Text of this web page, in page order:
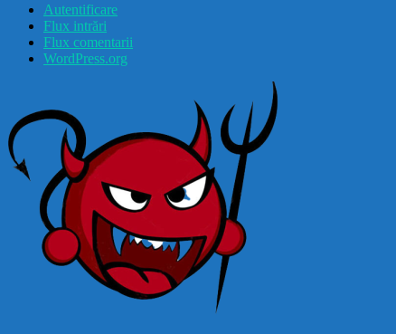
Autentificare
Flux intrări
Flux comentarii
WordPress.org